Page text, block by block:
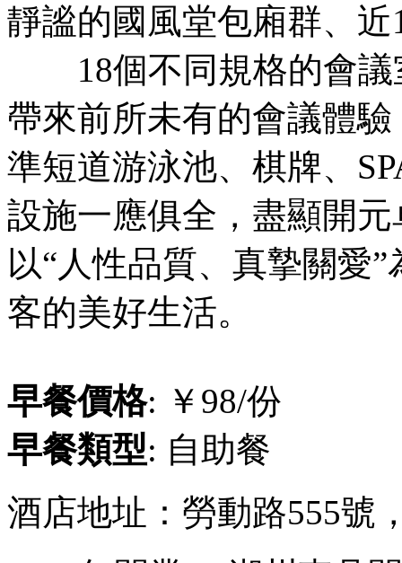
靜謐的國風堂包廂群、
18個不同規格的會議
帶來前所未有的會議體
準短道游泳池、棋牌、
設施一應俱全，盡顯開
以“人性品質、真摯關愛
客的美好生活。
早餐價格: ￥98/份
早餐類型: 自助餐
酒店地址：勞動路555號